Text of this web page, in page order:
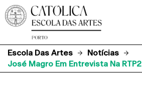
Escola Das Artes
Notícias
José Magro Em Entrevista Na RTP2